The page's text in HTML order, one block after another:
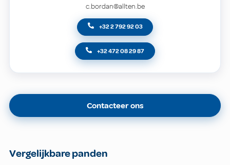
c.bordan@allten.be
+32 2 792 92 03
+32 472 08 29 87
Contacteer ons
Vergelijkbare panden